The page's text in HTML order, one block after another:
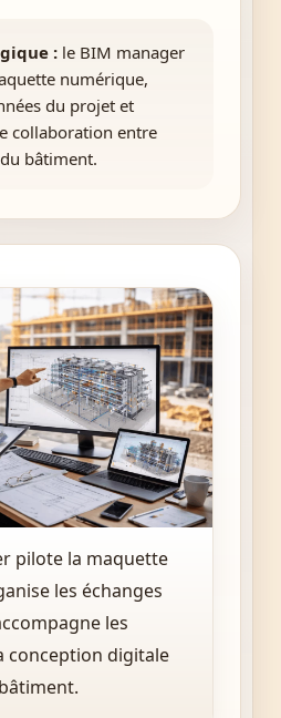
: le BIM manager
numérique,
du projet et
collaboration entre
bâtiment.
pilote la maquette
les échanges
les
conception digitale